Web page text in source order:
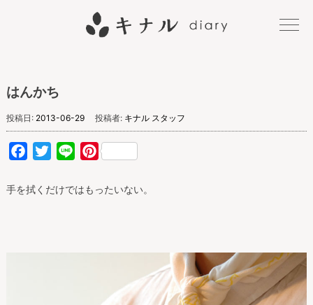
diary
はんかち
投稿日: 2013-06-29 投稿者: キナル スタッフ
FacebookTwitterLine Pinterest
手を拭くだけではもったいない。